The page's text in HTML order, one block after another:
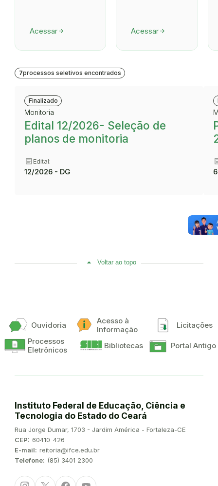
Acessararrow_forward Acessararrow_forward
7processos seletivos encontrados
Finalizado
Monitoria
Edital 12/2026- Seleção de
planos de monitoria
articleEdital:
12/2026 - DG
Voltar ao topo
Ouvidoria
Acesso à
Informação
Licitações
Processos
Eletrônicos
Bibliotecas Portal Antigo
Instituto Federal de Educação, Ciência e
Tecnologia do Estado do Ceará
Endereço:
Rua Jorge Dumar, 1703 - Jardim América - Fortaleza-CE
CEP: 60410-426
E-mail: reitoria@ifce.edu.br
Telefone: (85) 3401 2300
InstagramTwitter/XFacebookYoutube